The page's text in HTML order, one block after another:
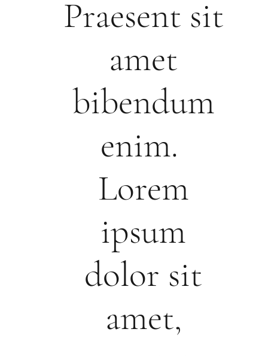
Praesent sit
amet
bibendum
enim.
Lorem
ipsum
dolor sit
amet,